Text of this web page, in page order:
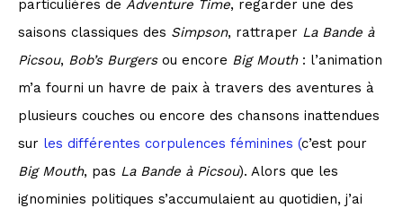
particulières de Adventure Time, regarder une des
saisons classiques des Simpson, rattraper La Bande à
Picsou, Bob’s Burgersou encore Big Mouth: l’animation
m’a fourni un havre de paix à travers des aventures à
plusieurs couches ou encore des chansons inattendues
sur les différentes corpulences féminines (c’est pour
Big Mouth, pas La Bande à Picsou). Alors que les
ignominies politiques s’accumulaient au quotidien, j’ai